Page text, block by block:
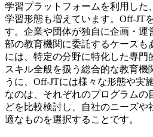
学習プラットフォームを利用した
学習形態も増えています。Off-JT
す。企業や団体が独自に企画・運
部の教育機関に委託するケースも
には、特定の分野に特化した専門
スキル全般を扱う総合的な教育機
うに、Off-JTには様々な形態や実
なのは、 それぞれのプログラムの
どを比較検討し、自社のニーズ
適なものを選択すること です。